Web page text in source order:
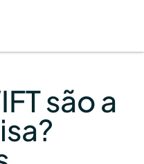
são a